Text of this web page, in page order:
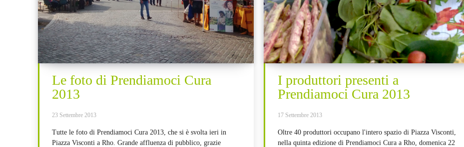
Le foto di Prendiamoci Cura
2013
23 Settembre 2013
Tutte le foto di Prendiamoci Cura 2013, che si è svolta ieri in
Piazza Visconti a Rho. Grande affluenza di pubblico, grazie
I produttori presenti a
Prendiamoci Cura 2013
17 Settembre 2013
Oltre 40 produttori occupano l'intero spazio di Piazza Visconti,
nella quinta edizione di Prendiamoci Cura a Rho, domenica 22